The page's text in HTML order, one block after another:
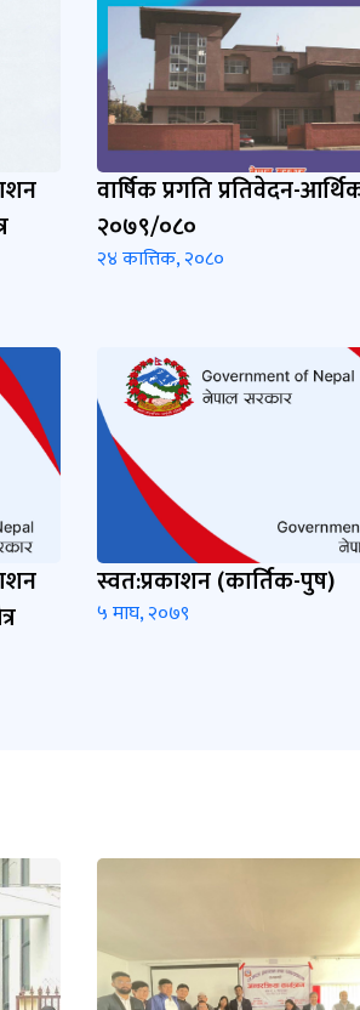
वार्षिक प्रगति प्रतिवेदन-
२०७९/०८०
२४ कात्तिक, २०८०
स्वत:प्रकाशन (कार्तिक-पुष)
५ माघ, २०७९